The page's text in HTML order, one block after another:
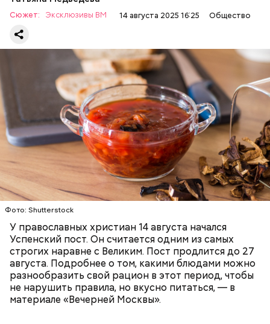
Сюжет: Эксклюзивы ВМ 14 августа 2025 16:25 Общество
Фото: Shutterstock
У православных христиан 14 августа начался
Успенский пост. Он считается одним из самых
строгих наравне с Великим. Пост продлится до 27
августа. Подробнее о том, какими блюдами можно
разнообразить свой рацион в этот период, чтобы
не нарушить правила, но вкусно питаться, — в
материале «Вечерней Москвы».
Баклажаны с овощами
ПРАВОСЛАВИЕ ЕДА РЕЦЕПТЫ
Читайте также:Синоптик предупредил о переносе
купального сезона в Москве и Подмосковье